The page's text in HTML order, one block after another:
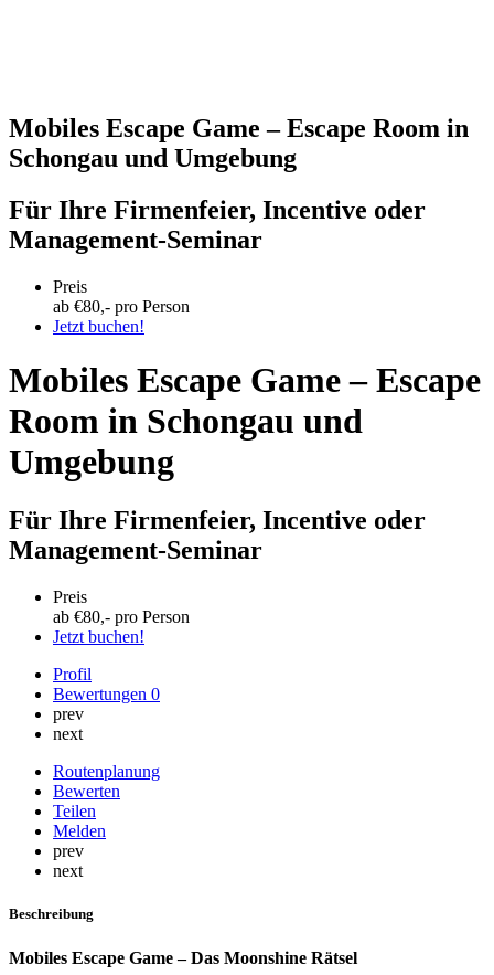
Mobiles Escape Game – Escape Room in
Schongau und Umgebung
Für Ihre Firmenfeier, Incentive oder
Management-Seminar
Preis
ab €80,- pro Person
Jetzt buchen!
Mobiles Escape Game – Escape
Room in Schongau und
Umgebung
Für Ihre Firmenfeier, Incentive oder
Management-Seminar
Preis
ab €80,- pro Person
Jetzt buchen!
Profil
Bewertungen 0
prev
next
Routenplanung
Bewerten
Teilen
Melden
prev
next
Beschreibung
Mobiles Escape Game – Das Moonshine Rätsel